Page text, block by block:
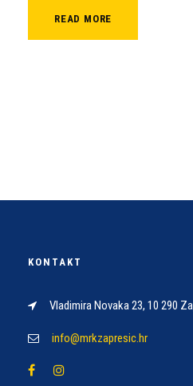
READ MORE
KONTAKT
Vladimira Novaka 23, 10 290
info@mrkzapresic.hr